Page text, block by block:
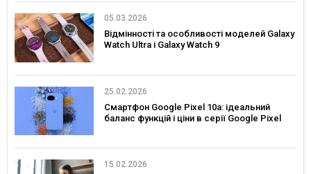
05.03.2026
Відмінності та особливості моделей Galaxy
Watch Ultra і Galaxy Watch 9
25.02.2026
Смартфон Google Pixel 10a: ідеальний
баланс функцій і ціни в серії Google Pixel
15.02.2026